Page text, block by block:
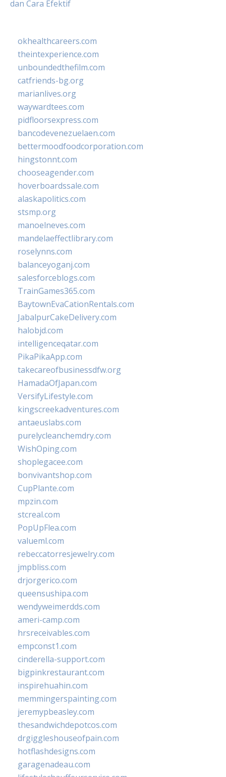
dan Cara Efektif
okhealthcareers.com
theintexperience.com
unboundedthefilm.com
catfriends-bg.org
marianlives.org
waywardtees.com
pidfloorsexpress.com
bancodevenezuelaen.com
bettermoodfoodcorporation.com
hingstonnt.com
chooseagender.com
hoverboardssale.com
alaskapolitics.com
stsmp.org
manoelneves.com
mandelaeffectlibrary.com
roselynns.com
balanceyoganj.com
salesforceblogs.com
TrainGames365.com
BaytownEvaCationRentals.com
JabalpurCakeDelivery.com
halobjd.com
intelligenceqatar.com
PikaPikaApp.com
takecareofbusinessdfw.org
HamadaOfJapan.com
VersifyLifestyle.com
kingscreekadventures.com
antaeuslabs.com
purelycleanchemdry.com
WishOping.com
shoplegacee.com
bonvivantshop.com
CupPlante.com
mpzin.com
stcreal.com
PopUpFlea.com
valueml.com
rebeccatorresjewelry.com
jmpbliss.com
drjorgerico.com
queensushipa.com
wendyweimerdds.com
ameri-camp.com
hrsreceivables.com
empconst1.com
cinderella-support.com
bigpinkrestaurant.com
inspirehuahin.com
memmingerspainting.com
jeremypbeasley.com
thesandwichdepotcos.com
drgiggleshouseofpain.com
hotflashdesigns.com
garagenadeau.com